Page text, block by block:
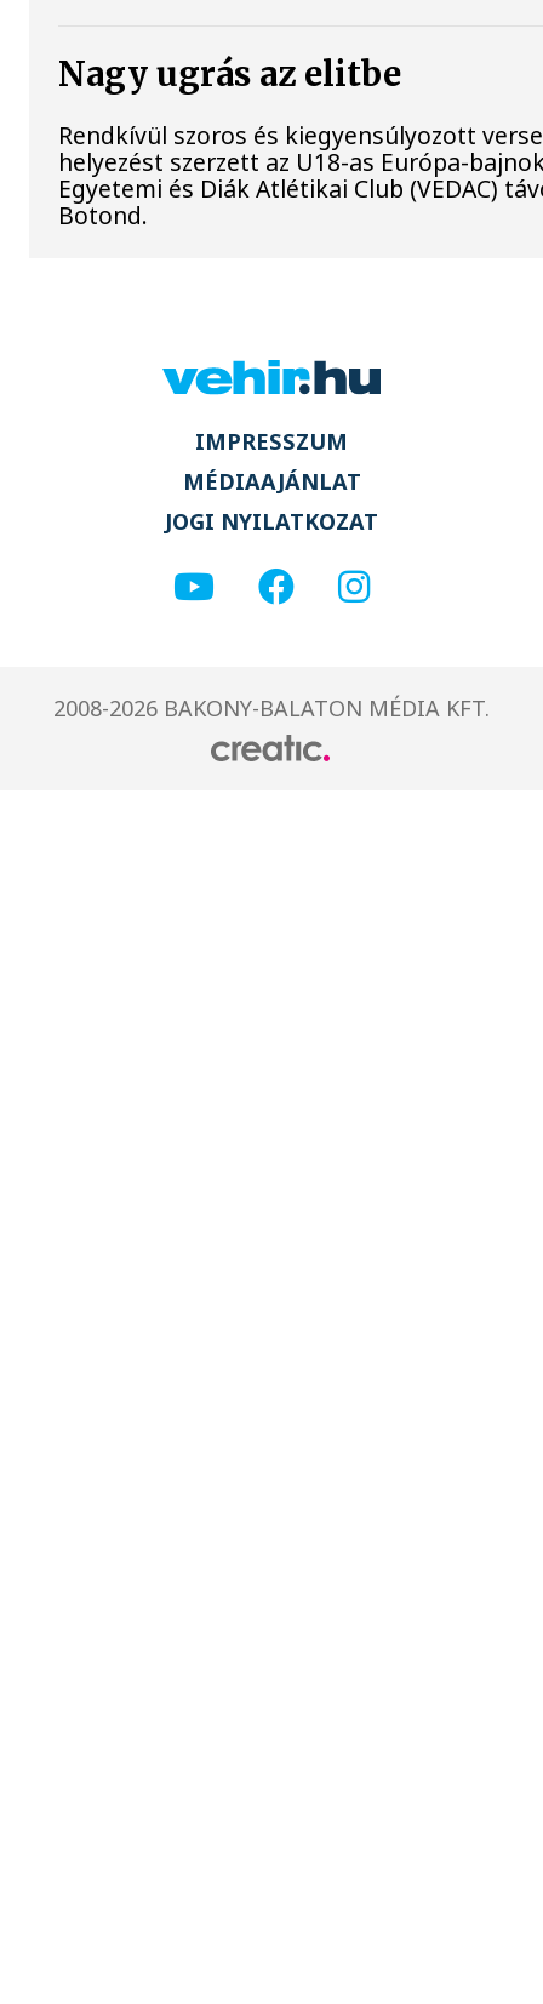
Nagy ugrás az elitbe
Rendkívül szoros és kiegyensúlyozott
helyezést szerzett az U18-as Európa-
Egyetemi és Diák Atlétikai Club (VEDAC)
Botond.
IMPRESSZUM
MÉDIAAJÁNLAT
JOGI NYILATKOZAT
2008-2026 BAKONY-BALATON MÉDIA KFT.